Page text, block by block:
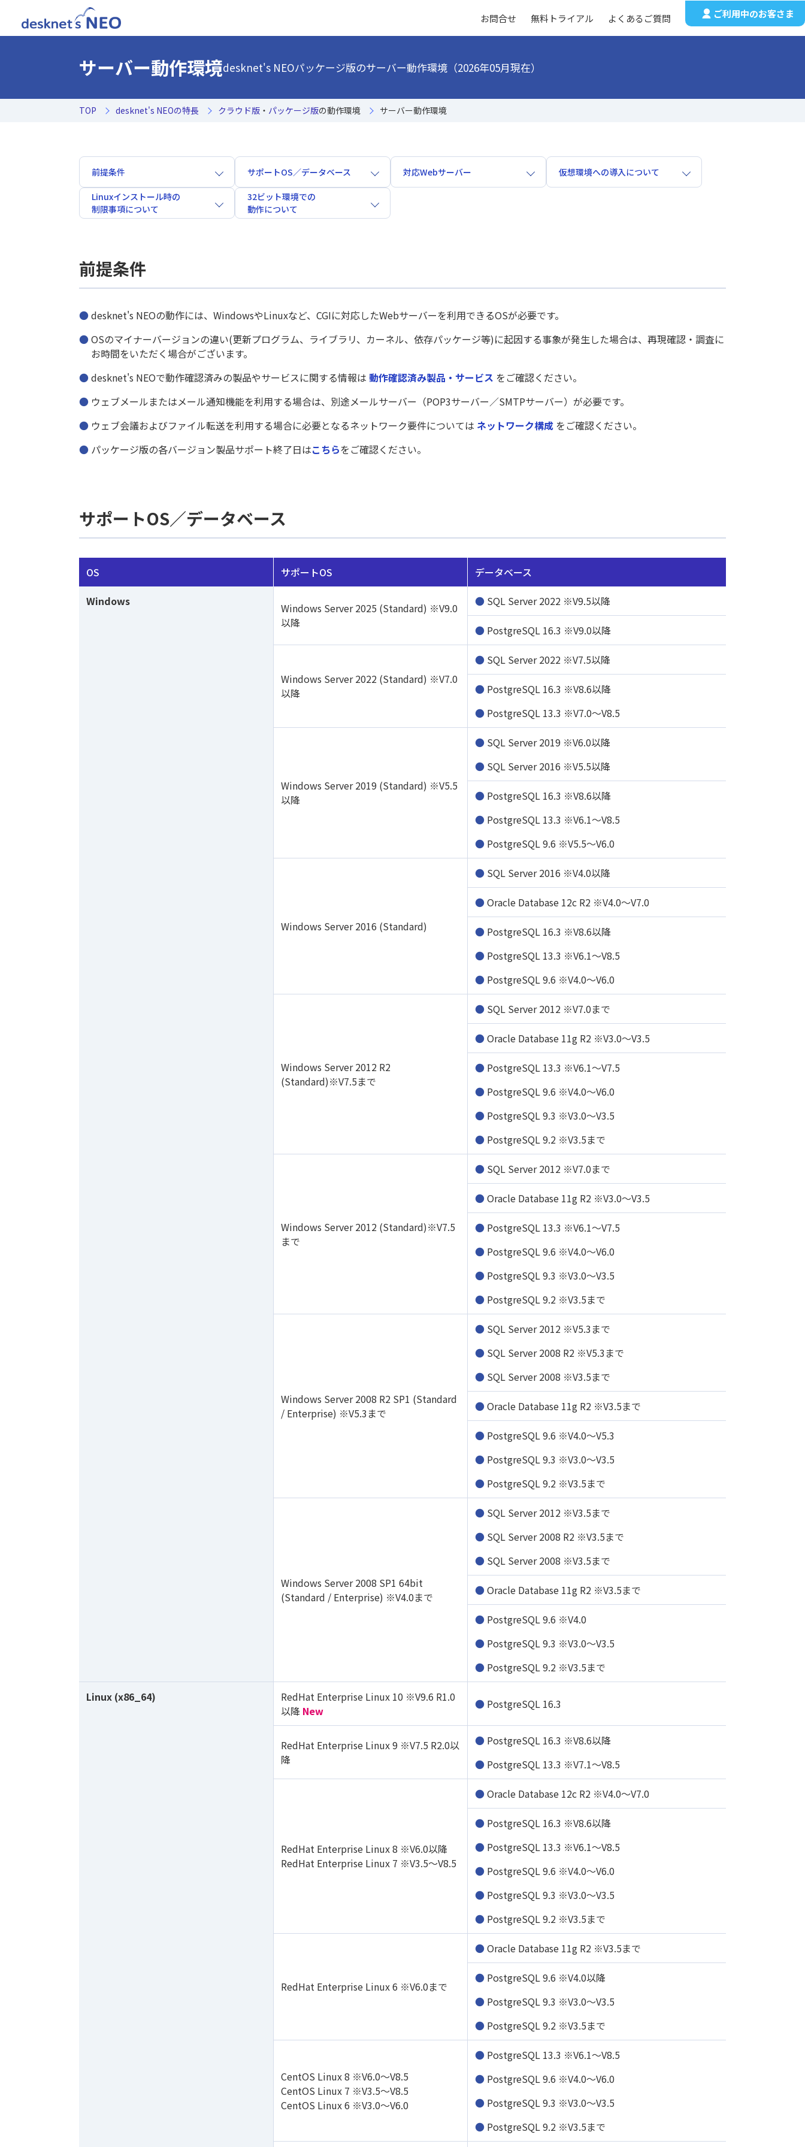
お問合せ 無料トライアル よくあるご質問 ご利用中のお客さま
サーバー動作環境desknet's NEOパッケージ版のサーバー動作環境（2026年05月現在）
TOP desknet's NEOの特長 クラウド版 ・ パッケージ版の動作環境 サーバー動作環境
前提条件 サポートOS／データベース 対応Webサーバー 仮想環境への導入について
Linuxインストール時の
制限事項について
32ビット環境での
動作について
前提条件
desknet's NEOの動作には、WindowsやLinuxなど、CGIに対応したWebサーバーを利用できるOSが必要です。
OSのマイナーバージョンの違い(更新プログラム、ライブラリ、カーネル、依存パッケージ等)に起因する事象が発生した場合は、再現確認・調査に
お時間をいただく場合がございます。
desknet's NEOで動作確認済みの製品やサービスに関する情報は 動作確認済み製品・サービス をご確認ください。
ウェブメールまたはメール通知機能を利用する場合は、別途メールサーバー（POP3サーバー／SMTPサーバー）が必要です。
ウェブ会議およびファイル転送を利用する場合に必要となるネットワーク要件については ネットワーク構成 をご確認ください。
パッケージ版の各バージョン製品サポート終了日はこちらをご確認ください。
サポートOS／データベース
OS サポートOS
データベース
Windows
Windows Server 2025 (Standard) ※V9.0
以降
SQL Server 2022 ※V9.5以降
PostgreSQL 16.3 ※V9.0以降
Windows Server 2022 (Standard) ※V7.0
以降
SQL Server 2022 ※V7.5以降
PostgreSQL 16.3 ※V8.6以降
PostgreSQL 13.3 ※V7.0～V8.5
Windows Server 2019 (Standard) ※V5.5
以降
SQL Server 2019 ※V6.0以降
SQL Server 2016 ※V5.5以降
PostgreSQL 16.3 ※V8.6以降
PostgreSQL 13.3 ※V6.1～V8.5
PostgreSQL 9.6 ※V5.5～V6.0
Windows Server 2016 (Standard)
SQL Server 2016 ※V4.0以降
Oracle Database 12c R2 ※V4.0～V7.0
PostgreSQL 16.3 ※V8.6以降
PostgreSQL 13.3 ※V6.1～V8.5
PostgreSQL 9.6 ※V4.0～V6.0
Windows Server 2012 R2
(Standard)※V7.5まで
SQL Server 2012 ※V7.0まで
Oracle Database 11g R2 ※V3.0～V3.5
PostgreSQL 13.3 ※V6.1～V7.5
PostgreSQL 9.6 ※V4.0～V6.0
PostgreSQL 9.3 ※V3.0～V3.5
PostgreSQL 9.2 ※V3.5まで
Windows Server 2012 (Standard)※V7.5
まで
SQL Server 2012 ※V7.0まで
Oracle Database 11g R2 ※V3.0～V3.5
PostgreSQL 13.3 ※V6.1～V7.5
PostgreSQL 9.6 ※V4.0～V6.0
PostgreSQL 9.3 ※V3.0～V3.5
PostgreSQL 9.2 ※V3.5まで
Windows Server 2008 R2 SP1 (Standard
/ Enterprise) ※V5.3まで
SQL Server 2012 ※V5.3まで
SQL Server 2008 R2 ※V5.3まで
SQL Server 2008 ※V3.5まで
Oracle Database 11g R2 ※V3.5まで
PostgreSQL 9.6 ※V4.0～V5.3
PostgreSQL 9.3 ※V3.0～V3.5
PostgreSQL 9.2 ※V3.5まで
Windows Server 2008 SP1 64bit
(Standard / Enterprise) ※V4.0まで
SQL Server 2012 ※V3.5まで
SQL Server 2008 R2 ※V3.5まで
SQL Server 2008 ※V3.5まで
Oracle Database 11g R2 ※V3.5まで
PostgreSQL 9.6 ※V4.0
PostgreSQL 9.3 ※V3.0～V3.5
PostgreSQL 9.2 ※V3.5まで
Linux (x86_64)
RedHat Enterprise Linux 10 ※V9.6 R1.0
以降 New PostgreSQL 16.3
RedHat Enterprise Linux 9 ※V7.5 R2.0以
降
PostgreSQL 16.3 ※V8.6以降
PostgreSQL 13.3 ※V7.1～V8.5
RedHat Enterprise Linux 8 ※V6.0以降
RedHat Enterprise Linux 7 ※V3.5～V8.5
Oracle Database 12c R2 ※V4.0～V7.0
PostgreSQL 16.3 ※V8.6以降
PostgreSQL 13.3 ※V6.1～V8.5
PostgreSQL 9.6 ※V4.0～V6.0
PostgreSQL 9.3 ※V3.0～V3.5
PostgreSQL 9.2 ※V3.5まで
RedHat Enterprise Linux 6 ※V6.0まで
Oracle Database 11g R2 ※V3.5まで
PostgreSQL 9.6 ※V4.0以降
PostgreSQL 9.3 ※V3.0～V3.5
PostgreSQL 9.2 ※V3.5まで
CentOS Linux 8 ※V6.0～V8.5
CentOS Linux 7 ※V3.5～V8.5
CentOS Linux 6 ※V3.0～V6.0
PostgreSQL 13.3 ※V6.1～V8.5
PostgreSQL 9.6 ※V4.0～V6.0
PostgreSQL 9.3 ※V3.0～V3.5
PostgreSQL 9.2 ※V3.5まで